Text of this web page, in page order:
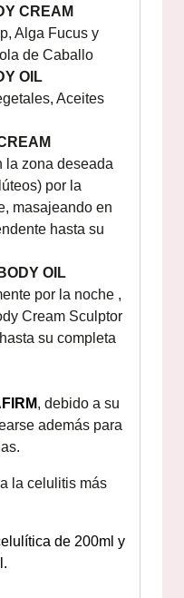
CREAM
Alga Fucus y
de Caballo
OIL
Aceites
la zona deseada
por la
masajeando en
hasta su
OIL
por la noche ,
Cream Sculptor
su completa
, debido a su
además para
la celulitis más
de 200ml y